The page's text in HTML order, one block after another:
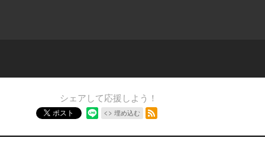
シェアして応援しよう！
ポスト 埋め込む